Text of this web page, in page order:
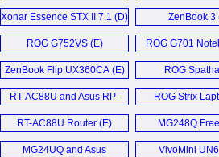
T101HA (D)
Xonar Essence STX II 7.1 (D) ZenBook 3
ROG G752VS (E) ROG G701
ZenBook Flip UX360CA (E) ROG
RT-AC88U and Asus RP-
AC68U (E)
ROG Strix
RT-AC88U Router (E)
MG248Q
Monitor
MG24UQ and Asus
VivoMini